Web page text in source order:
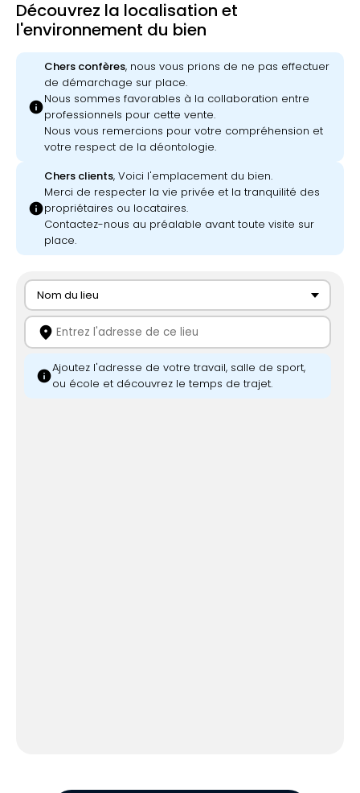
Découvrez la localisation et
l'environnement du bien
info
Chers confères, nous vous prions de ne pas effectuer
de démarchage sur place.
Nous sommes favorables à la collaboration entre
professionnels pour cette vente.
Nous vous remercions pour votre compréhension et
votre respect de la déontologie.
info
Chers clients, Voici l'emplacement du bien.
Merci de respecter la vie privée et la tranquilité des
propriétaires ou locataires.
Contactez-nous au préalable avant toute visite sur
place.
Nom du lieu
location_on
infoAjoutez l'adresse de votre travail, salle de sport,
ou école et découvrez le temps de trajet.